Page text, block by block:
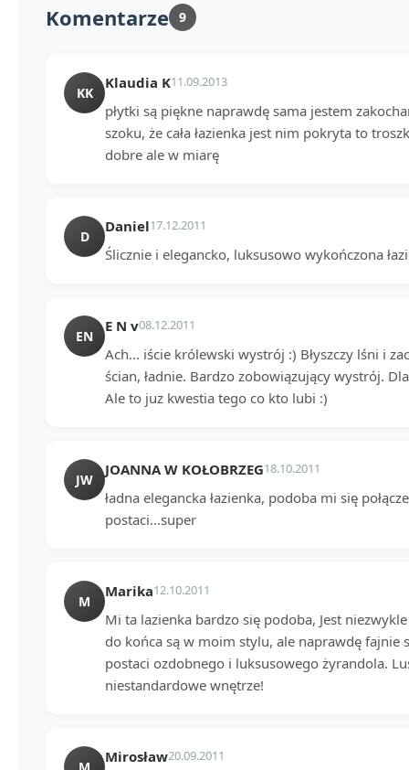
Komentarze 9
KK
Klaudia K11.09.2013
płytki są piękne naprawdę sama jestem
szoku, że cała łazienka jest nim pokryta to
dobre ale w miarę
D
Daniel17.12.2011
Ślicznie i elegancko, luksusowo wykończona
EN
E N v08.12.2011
Ach... iście królewski wystrój :) Błyszczy lśni i
ścian, ładnie. Bardzo zobowiązujący wystrój.
Ale to juz kwestia tego co kto lubi :)
JW
JOANNA W KOŁOBRZEG18.10.2011
ładna elegancka łazienka, podoba mi się
postaci...super
M
Marika12.10.2011
Mi ta lazienka bardzo się podoba, Jest
do końca są w moim stylu, ale naprawdę fajnie
postaci ozdobnego i luksusowego żyrandola.
niestandardowe wnętrze!
M
Mirosław20.09.2011